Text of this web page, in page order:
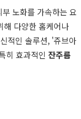
노화를 가속하는 요
해 다양한 홈케어나
적인 솔루션, '쥬브아
히 효과적인 잔주름